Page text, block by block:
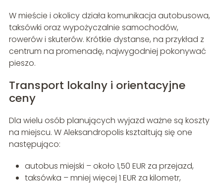
W mieście i okolicy działa komunikacja autobusowa,
taksówki oraz wypożyczalnie samochodów,
rowerów i skuterów. Krótkie dystanse, na przykład z
centrum na promenadę, najwygodniej pokonywać
pieszo.
Transport lokalny i orientacyjne
ceny
Dla wielu osób planujących wyjazd ważne są koszty
na miejscu. W Aleksandropolis kształtują się one
następująco:
autobus miejski – około 1,50 EUR za przejazd,
taksówka – mniej więcej 1 EUR za kilometr,